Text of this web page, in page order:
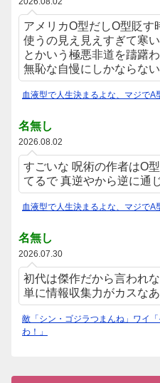
アメリカO型だしO型貶す
使うの見え見えすぎて寒
とかいう極悪非道を躊躇
無恥な自慢にしかならない
血液型で人生決まるよな、マジでA
名無し
2026.08.02
すごいな 呪術の作者はO
てるで 真逆やから逆に通
血液型で人生決まるよな、マジでA
名無し
2026.07.30
初代は傑作だから言われ
単に情報収集力がカスなあ
敵「シン・ゴジラつまんね」ワイ
わ！」